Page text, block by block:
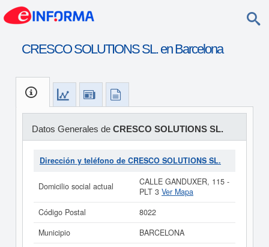
CRESCO SOLUTIONS SL. en Barcelona
Datos Generales de CRESCO SOLUTIONS SL.
Dirección y teléfono de CRESCO SOLUTIONS SL.
Domicilio social actual
CALLE GANDUXER, 115 -
PLT 3 Ver Mapa
Código Postal
8022
Municipio
BARCELONA